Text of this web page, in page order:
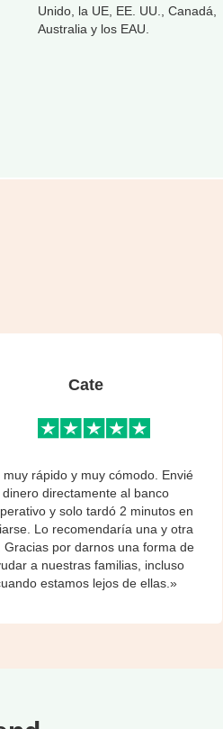
Unido, la UE, EE. UU., Canadá,
Australia y los EAU.
Cate
muy rápido y muy cómodo. Envié
dinero directamente al banco
y solo tardó 2 minutos en
Lo recomendaría una y otra
Gracias por darnos una forma de
a nuestras familias, incluso
estamos lejos de ellas.»